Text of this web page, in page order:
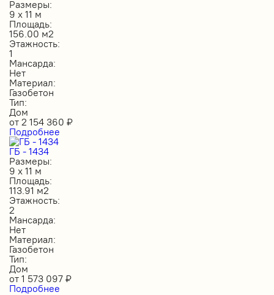
Размеры:
9 х 11 м
Площадь:
156.00 м2
Этажность:
1
Мансарда:
Нет
Материал:
Газобетон
Тип:
Дом
от 2 154 360 ₽
Подробнее
ГБ - 1434
Размеры:
9 х 11 м
Площадь:
113.91 м2
Этажность:
2
Мансарда:
Нет
Материал:
Газобетон
Тип:
Дом
от 1 573 097 ₽
Подробнее